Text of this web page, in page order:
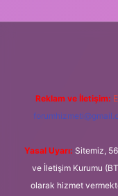
Reklam ve İletişim:
Yasal Uyarı: Sitemiz,
ve İletişim Kurumu
olarak hizmet